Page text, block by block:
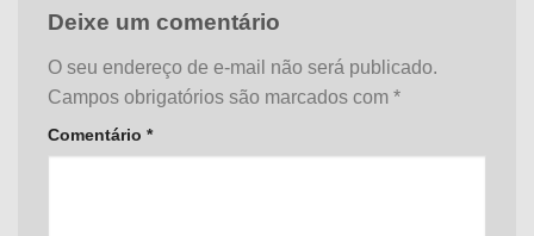
Deixe um comentário
O seu endereço de e-mail não será publicado.
Campos obrigatórios são marcados com *
Comentário *